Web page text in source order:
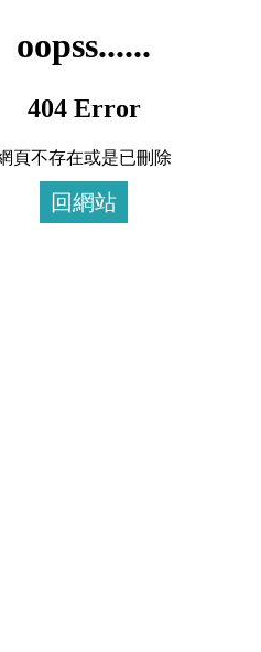
oopss......
404 Error
頁不存在或是已刪除
回網站